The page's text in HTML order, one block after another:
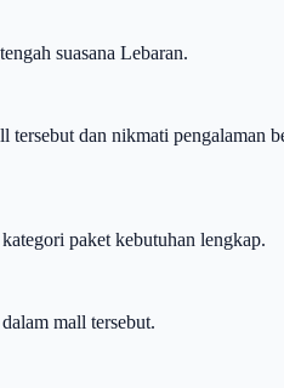
suasana Lebaran.
dan nikmati pengalaman
paket kebutuhan lengkap.
mall tersebut.